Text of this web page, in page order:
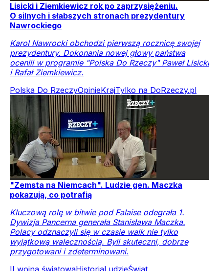
Lisicki i Ziemkiewicz rok po zaprzysiężeniu.
O silnych i słabszych stronach prezydentury
Nawrockiego
Karol Nawrocki obchodzi pierwszą rocznicę swojej
prezydentury. Dokonania nowej głowy państwa
ocenili w programie "Polska Do Rzeczy" Paweł Lisicki
i Rafał Ziemkiewicz.
Polska Do RzeczyOpinieKrajTylko na DoRzeczy.pl
"Zemsta na Niemcach". Ludzie gen. Maczka
pokazują, co potrafią
Kluczową rolę w bitwie pod Falaise odegrała 1.
Dywizja Pancerna generała Stanisława Maczka.
Polacy odznaczyli się w czasie walk nie tylko
wyjątkową walecznością. Byli skuteczni, dobrze
przygotowani i zdeterminowani.
II wojna światowaHistoriaLudzieŚwiat